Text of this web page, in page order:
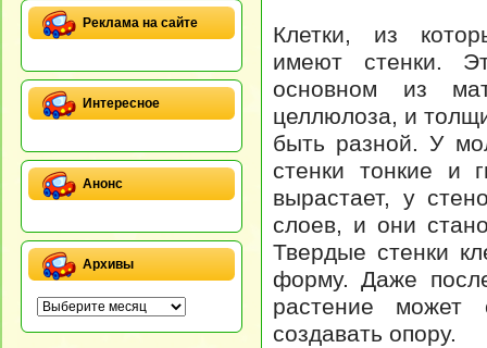
Реклама на сайте
Интересное
Анонс
Архивы
Клетки, из
имеют стенки.
основном из
целлюлоза, и
быть разной. У
стенки тонкие и
вырастает, у
слоев, и они
Твердые стенки
форму. Даже
растение может
создавать опору.